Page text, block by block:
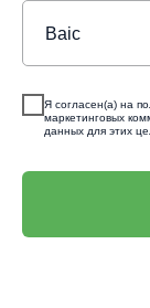
Я согласен(а) на
маркетинговых
данных для этих